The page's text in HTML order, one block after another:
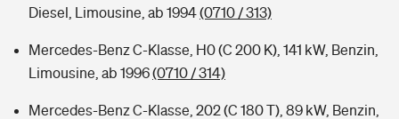
Diesel, Limousine, ab 1994(0710 / 313)
Mercedes-Benz C-Klasse, H0 (C 200 K), 141 kW, Benzin,
Limousine, ab 1996(0710 / 314)
Mercedes-Benz C-Klasse, 202 (C 180 T), 89 kW, Benzin,